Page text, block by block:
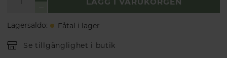
Lagersaldo: Fåtal i lager
Se tillgänglighet i butik